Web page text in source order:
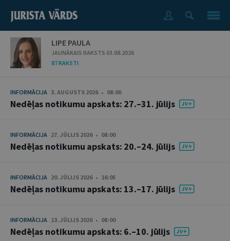
LIPE PAULA
JAUNĀKAIS RAKSTS 03.08.2026
87 RAKSTI
INFORMĀCIJA 3. AUGUSTS 2026 • 08:00
Nedēļas notikumu apskats: 27.–31. jūlijs
INFORMĀCIJA 27. JŪLIJS 2026 • 08:00
Nedēļas notikumu apskats: 20.–24. jūlijs
INFORMĀCIJA 20. JŪLIJS 2026 • 16:05
Nedēļas notikumu apskats: 13.–17. jūlijs
INFORMĀCIJA 13. JŪLIJS 2026 • 08:00
Nedēļas notikumu apskats: 6.–10. jūlijs